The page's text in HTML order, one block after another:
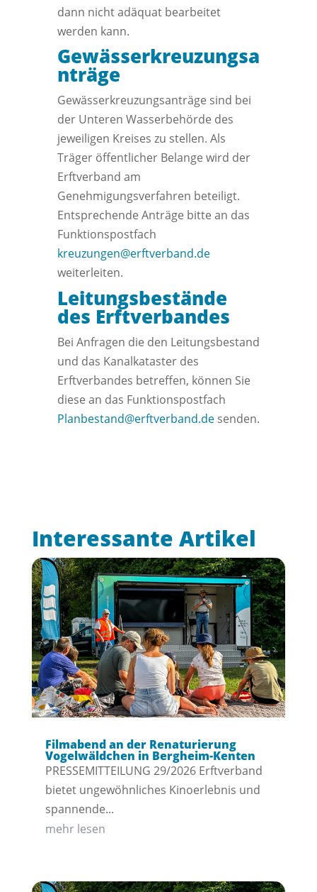
dann nicht adäquat bearbeitet
werden kann.
Gewässerkreuzungsa
nträge
Gewässerkreuzungsanträge sind bei
der Unteren Wasserbehörde des
jeweiligen Kreises zu stellen. Als
Träger öffentlicher Belange wird der
Erftverband am
Genehmigungsverfahren beteiligt.
Entsprechende Anträge bitte an das
Funktionspostfach
kreuzungen@erftverband.de
weiterleiten.
Leitungsbestände
des Erftverbandes
Bei Anfragen die den Leitungsbestand
und das Kanalkataster des
Erftverbandes betreffen, können Sie
diese an das Funktionspostfach
Planbestand@erftverband.desenden.
Interessante Artikel
Filmabend an der Renaturierung
Vogelwäldchen in Bergheim-Kenten
PRESSEMITTEILUNG 29/2026 Erftverband
bietet ungewöhnliches Kinoerlebnis und
spannende...
mehr lesen